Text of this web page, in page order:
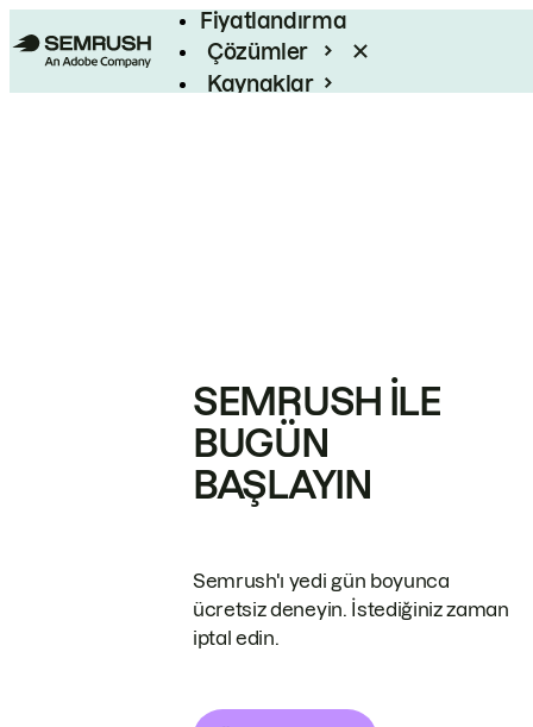
Fiyatlandırma
Çözümler
Kaynaklar
SEMRUSH ILE
BUGÜN
BAŞLAYIN
Semrush'ı yedi gün boyunca
ücretsiz deneyin. İstediğiniz zaman
iptal edin.